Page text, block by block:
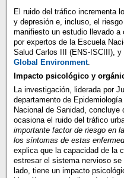
El ruido del tráfico incrementa
y depresión e, incluso, el
manifiesto un estudio llevado a
por expertos de la Escuela
Salud Carlos III (ENS-ISCIII),
Global Environment.
Impacto psicológico y
La investigación, liderada por
departamento de
Nacional de Sanidad,
ocasiona el ruido del tráfico
importante factor de riesgo en
los síntomas de estas
explica que la capacidad de la
estresar el sistema nervioso
lado, tiene un impacto